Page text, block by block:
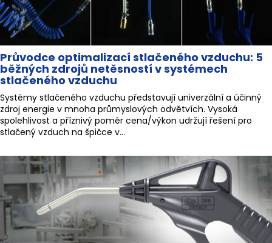
Průvodce optimalizací stlačeného vzduchu: 5
běžných zdrojů netěsností v systémech
stlačeného vzduchu
Systémy stlačeného vzduchu představují univerzální a účinný
zdroj energie v mnoha průmyslových odvětvích. Vysoká
spolehlivost a příznivý poměr cena/výkon udržují řešení pro
stlačený vzduch na špičce v...